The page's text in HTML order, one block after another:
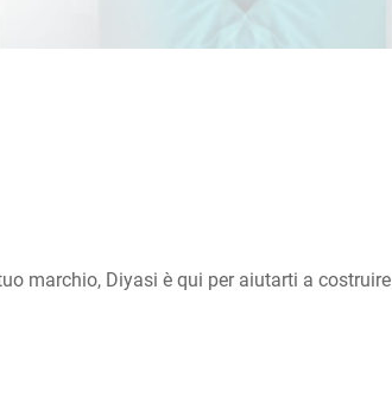
marchio, Diyasi è qui per aiutarti a costruire